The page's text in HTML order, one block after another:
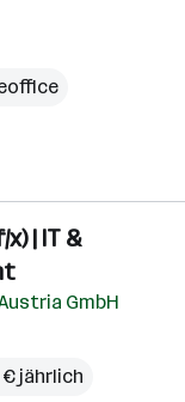
| IT &
GmbH
jährlich